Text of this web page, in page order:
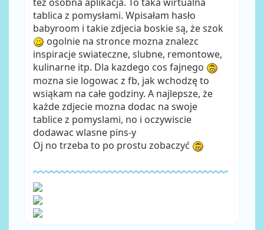
tablica z pomysłami. Wpisałam hasło
babyroom i takie zdjecia boskie są, że szok
ogolnie na stronce mozna znalezc
inspiracje swiateczne, slubne, remontowe,
kulinarne itp. Dla kazdego cos fajnego
mozna sie logowac z fb, jak wchodzę to
wsiąkam na całe godziny. A najlepsze, że
każde zdjecie mozna dodac na swoje
tablice z pomyslami, no i oczywiscie
dodawac wlasne pins-y
Oj no trzeba to po prostu zobaczyć